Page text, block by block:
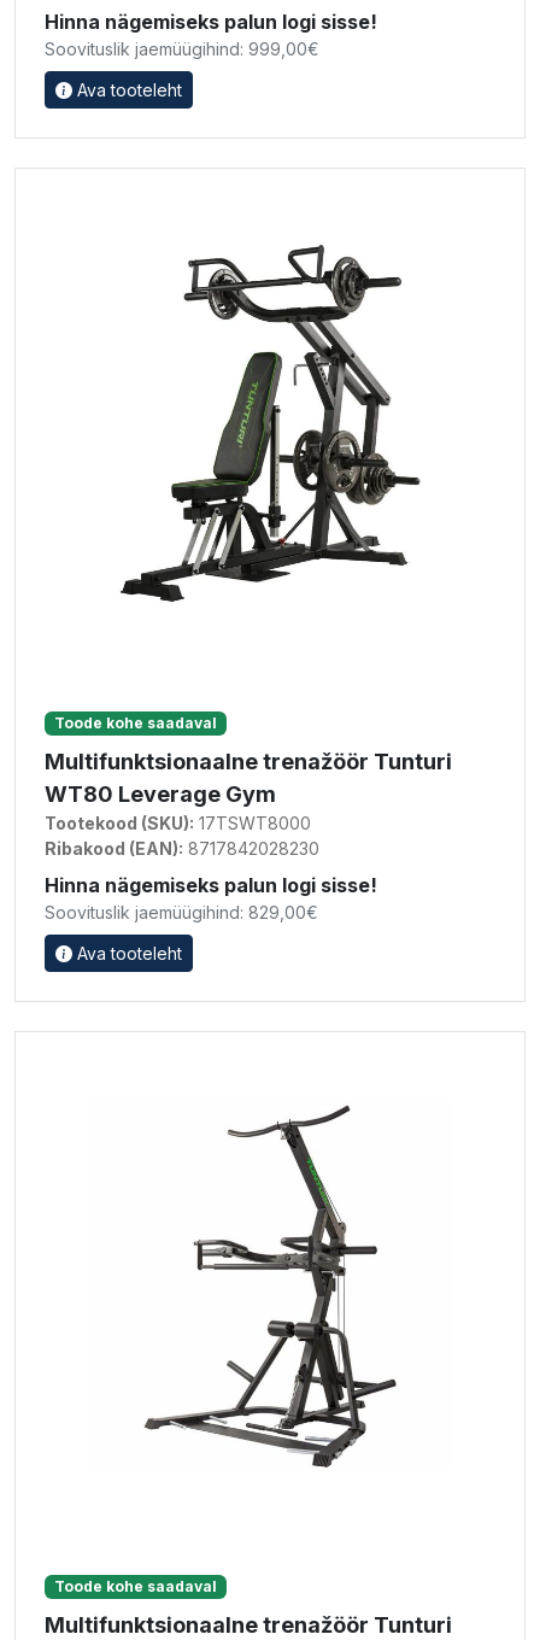
Hinna nägemiseks palun logi sisse!
Soovituslik jaemüügihind: 999,00€
Ava tooteleht
Toode kohe saadaval
Multifunktsionaalne trenažöör Tunturi
WT80 Leverage Gym
Tootekood (SKU): 17TSWT8000
Ribakood (EAN): 8717842028230
Hinna nägemiseks palun logi sisse!
Soovituslik jaemüügihind: 829,00€
Ava tooteleht
Toode kohe saadaval
Multifunktsionaalne trenažöör Tunturi